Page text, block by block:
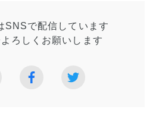
SNSで配信しています
ろしく お願いします